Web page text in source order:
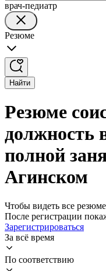
врач-педиатр
Резюме
Найти
Резюме
должность
полной
Агинском
Чтобы видеть все
После регистрации
Зарегистрироваться
За всё время
По соответствию